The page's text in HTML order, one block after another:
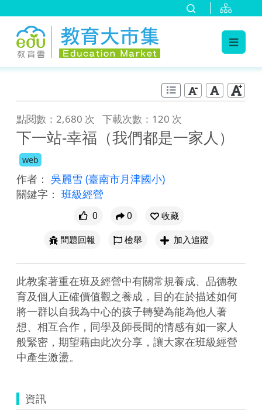
點閱數：2,680 次 下載次數：120 次
下一站-幸福（我們都是一家人）
web
作者： 吳麗雪 (臺南市月津國小)
關鍵字： 班級經營
0 0
收藏
問題回報
檢舉 加入追蹤
此教案著重在班及經營中有關常規養成、品德教
育及個人正確價值觀之養成，目的在於描述如何
將一群以自我為中心的孩子轉變為能為他人著
想、相互合作，同學及師長間的情感有如一家人
般緊密，期望藉由此次分享，讓大家在班級經營
中產生激盪。
資訊